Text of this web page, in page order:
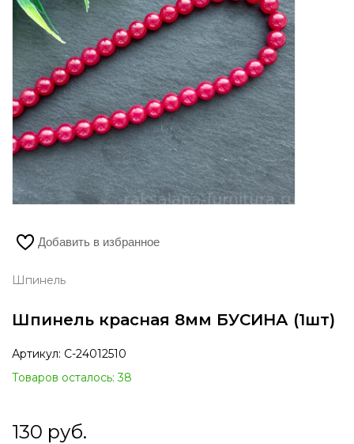
Добавить в избранное
Шпинель
Шпинель красная 8мм БУСИНА (1шт)
Артикул: С-24012510
Товаров осталось: 38
130 руб.